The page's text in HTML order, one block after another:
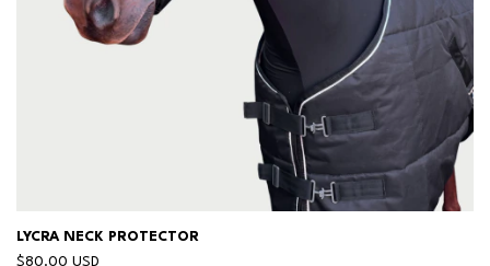
LYCRA NECK PROTECTOR
$80.00 USD